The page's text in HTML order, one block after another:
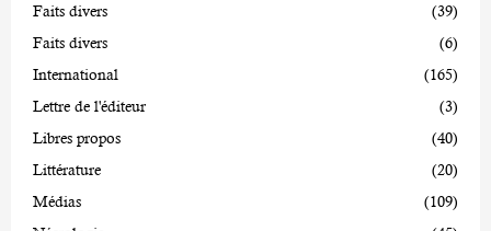
Faits divers
(39)
Faits divers
(6)
International
(165)
Lettre de l'éditeur
(3)
Libres propos
(40)
Littérature
(20)
Médias
(109)